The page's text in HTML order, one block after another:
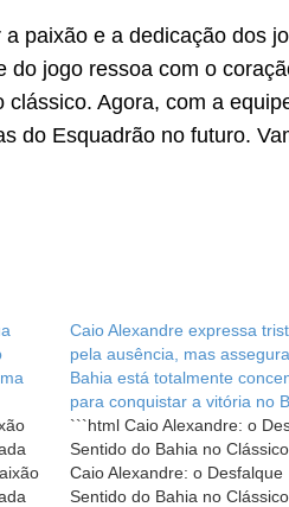
paixão e a dedicação dos
do jogo ressoa com o
clássico. Agora, com a
do Esquadrão no futuro.
Caio Alexandre expressa
pela ausência, mas
Bahia está totalmente
para conquistar a vitória no
```html Caio Alexandre: o
Sentido do Bahia no
Caio Alexandre: o Desfalque
Sentido do Bahia no